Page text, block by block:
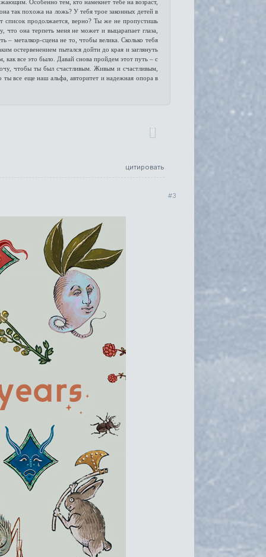
Особенно тем, кто намекнет тебе на возраст,
так похожа на ложь? У тебя трое законных детей в
список продолжается, верно? Ты же не пропустишь
она терпеть меня не может и выцарапает глаза,
– металкор-сцена не то, чтобы велика. Сколько тебя
остервенением пытался дойти до края и заглянуть
как все это было. Давай снова пройдем этот путь – с
чтобы ты был счастливым. Живым и счастливым,
все еще наш альфа, авторитет и надежная опора в
0
цитировать
3